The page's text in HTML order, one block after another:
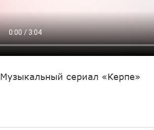
Музыкальный сериал «Керпе»